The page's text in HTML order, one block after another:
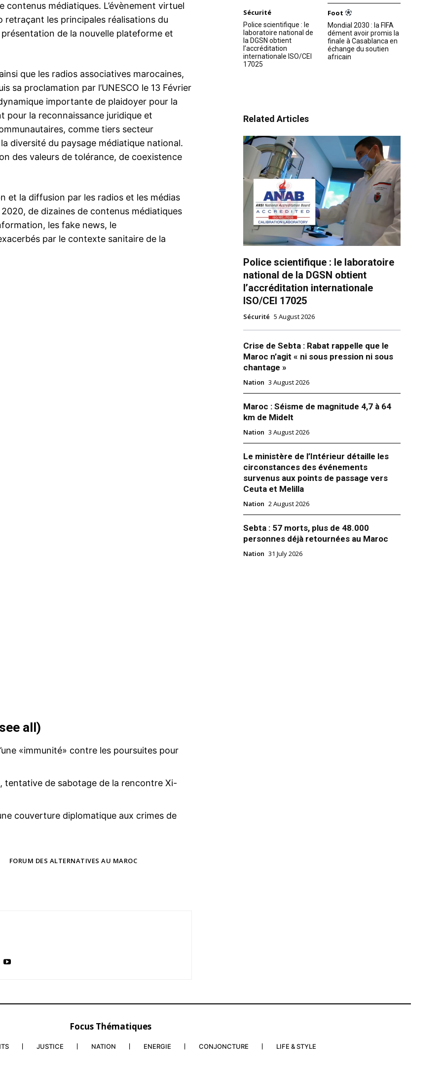
Medi1 lance sa plateforme Podcast :
Medi1 a lancé aujourd’hui sa plateforme
Podcast, un nouveau média à la demande
qui offre une expérience nouvelle d’écoute
digitale. L’application mobile
Medi1Podcast, téléchargeable sur tous les
smartphones, ainsi qu’à travers la
médiatiques. L’évènement virtuel
retraçant les principales réalisations du
présentation de la nouvelle plateforme et
que les radios associatives marocaines,
sa proclamation par l’UNESCO le 13 Février
importante de plaidoyer pour la
pour la reconnaissance juridique et
comme tiers secteur
diversité du paysage médiatique national.
des valeurs de tolérance, de coexistence
et la diffusion par les radios et les médias
de dizaines de contenus médiatiques
les fake news, le
par le contexte sanitaire de la
see all)
«immunité» contre les poursuites pour
de sabotage de la rencontre Xi-
couverture diplomatique aux crimes de
FORUM DES ALTERNATIVES AU MAROC
Sécurité
Police scientifique : le
laboratoire national de
la DGSN obtient
l’accréditation
internationale ISO/CEI
17025
Foot
Mondial 2030 : la FIFA
dément avoir promis la
finale à Casablanca en
échange du soutien
africain
Related Articles
Police scientifique : le laboratoire
national de la DGSN obtient
l’accréditation internationale
ISO/CEI 17025
Sécurité 5 August 2026
Crise de Sebta : Rabat rappelle que le
Maroc n’agit « ni sous pression ni sous
chantage »
Nation 3 August 2026
Maroc : Séisme de magnitude 4,7 à 64
km de Midelt
Nation 3 August 2026
Le ministère de l’Intérieur détaille les
circonstances des événements
survenus aux points de passage vers
Ceuta et Melilla
Nation 2 August 2026
Sebta : 57 morts, plus de 48.000
personnes déjà retournées au Maroc
Nation 31 July 2026
Focus Thématiques
JUSTICE NATION ENERGIE CONJONCTURE LIFE & STYLE